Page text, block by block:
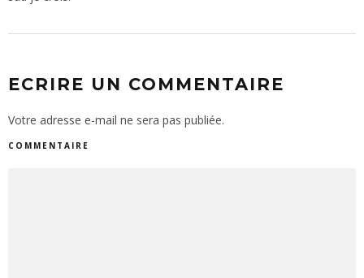
ECRIRE UN COMMENTAIRE
Votre adresse e-mail ne sera pas publiée.
COMMENTAIRE